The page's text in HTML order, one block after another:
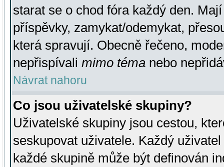
starat se o chod fóra každý den.
příspěvky, zamykat/odemykat,
která spravují. Obecně řečeno,
nepřispívali mimo téma nebo
Návrat nahoru
Co jsou uživatelské skupiny?
Uživatelské skupiny jsou cestou,
seskupovat uživatele. Každý
každé skupině může být definován